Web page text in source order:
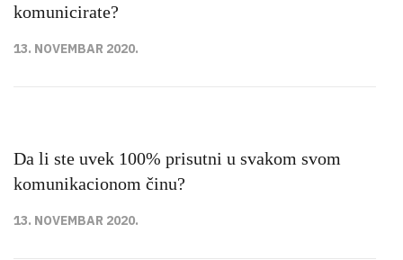
komunicirate?
13. NOVEMBAR 2020.
Da li ste uvek 100% prisutni u svakom svom
komunikacionom činu?
13. NOVEMBAR 2020.